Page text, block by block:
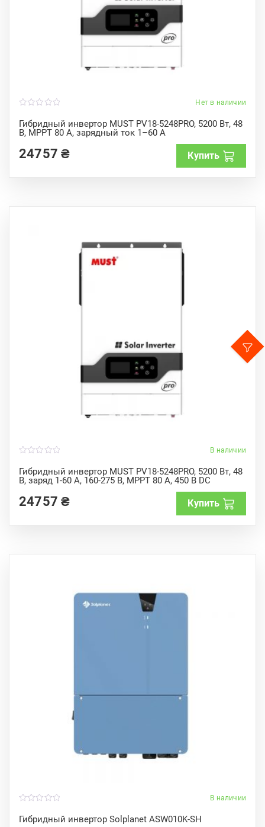
Нет в наличии
Гибридный инвертор MUST PV18-5248PRO, 5200 Вт, 48
В, MPPT 80 А, зарядный ток 1–60 А
o
u
t
f
5
24757₴ Купить
В наличии
Гибридный инвертор MUST PV18-5248PRO, 5200 Вт, 48
В, заряд 1-60 А, 160-275 В, MPPT 80 А, 450 В DC
o
u
t
f
5
24757₴ Купить
В наличии
Гибридный инвертор Solplanet ASW010K-SH
o
u